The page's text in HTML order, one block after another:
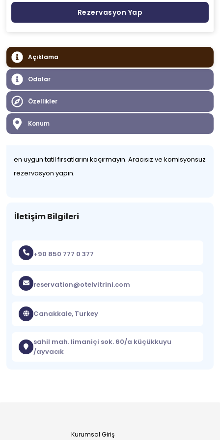
Rezervasyon Yap
Açıklama
Odalar
Özellikler
Konum
en uygun tatil fırsatlarını kaçırmayın. Aracısız ve komisyonsuz
rezervasyon yapın.
İletişim Bilgileri
+90 850 777 0 377
reservation@otelvitrini.com
Canakkale, Turkey
sahil mah. limaniçi sok. 60/a küçükkuyu
/ayvacık
Kurumsal Giriş